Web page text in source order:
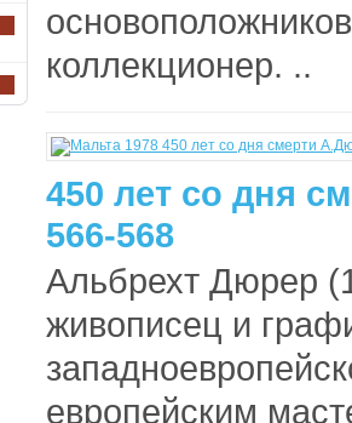
коллекционер. ..
450 лет со дня
566-568
Альбрехт Дюрер
живописец и
европейским